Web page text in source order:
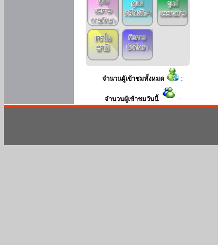
จำนวนผู้เข้าชมทั้งหมด :
จำนวนผู้เข้าชมวันนี้ :